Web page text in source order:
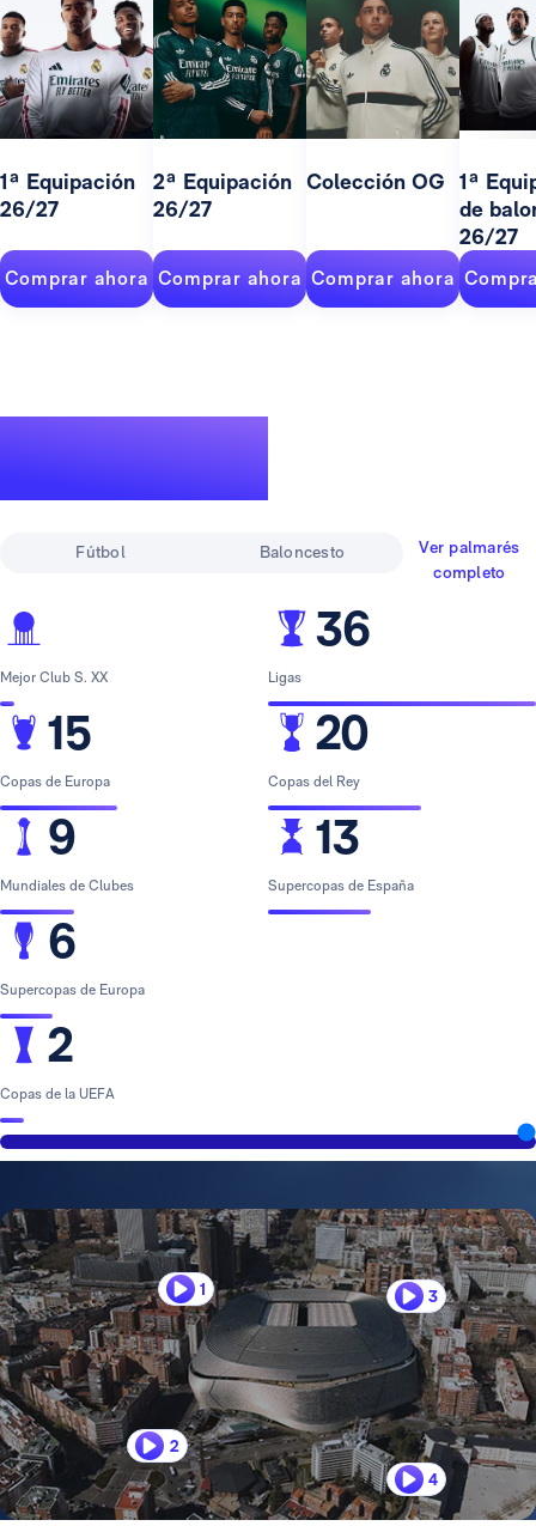
1ª Equipación
26/27
Comprar ahora
2ª Equipación
26/27
Comprar ahora
Colección OG
Comprar ahora
1ª
de
26/27
Fútbol Baloncesto
Ver palmarés
completo
Mejor Club S. XX
15
Copas de Europa
9
Mundiales de Clubes
6
Supercopas de Europa
2
Copas de la UEFA
36
Ligas
20
Copas del Rey
13
Supercopas de España
1
2
3
4